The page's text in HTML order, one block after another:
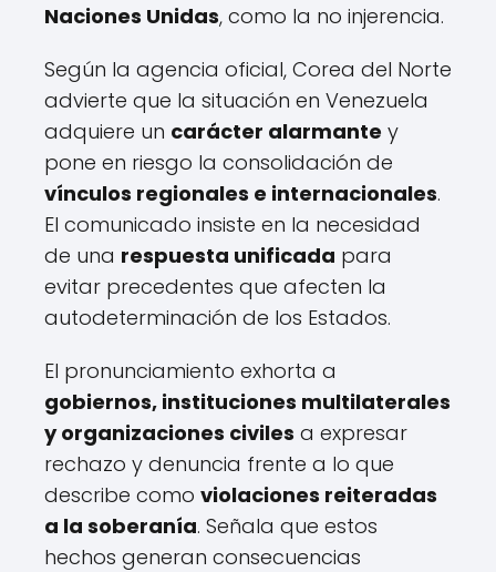
Naciones Unidas, como la no injerencia.
Según la agencia oficial, Corea del Norte
advierte que la situación en Venezuela
adquiere un carácter alarmante y
pone en riesgo la consolidación de
vínculos regionales e internacionales.
El comunicado insiste en la necesidad
de una respuesta unificada para
evitar precedentes que afecten la
autodeterminación de los Estados.
El pronunciamiento exhorta a
gobiernos, instituciones multilaterales
y organizaciones civiles a expresar
rechazo y denuncia frente a lo que
describe como violaciones reiteradas
a la soberanía. Señala que estos
hechos generan consecuencias